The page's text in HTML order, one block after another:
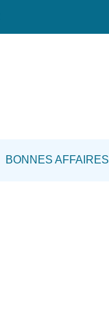
BONNES AFFAIRES